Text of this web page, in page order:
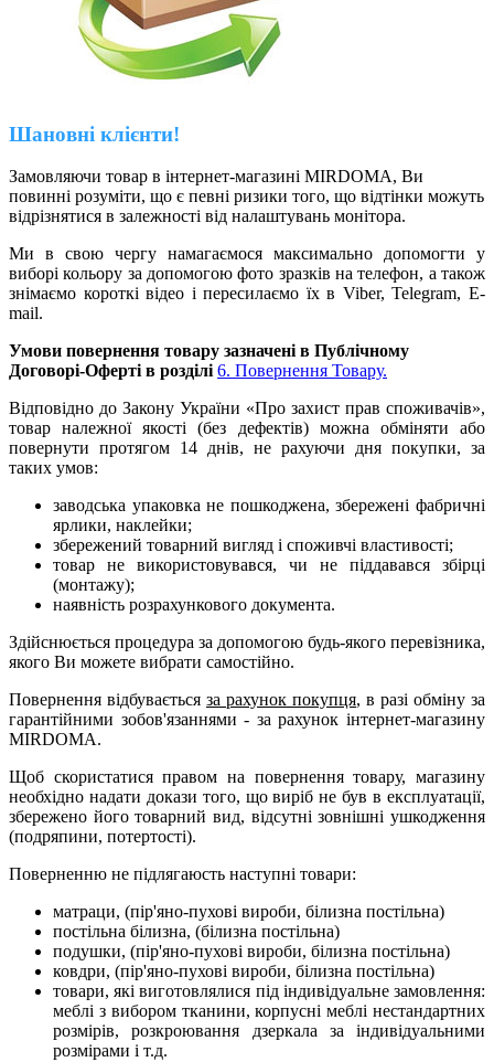
Шановні клієнти!
Замовляючи товар в інтернет-магазині MIRDOMA, Ви
повинні розуміти, що є певні ризики того, що відтінки можуть
відрізнятися в залежності від налаштувань монітора.
Ми в свою чергу намагаємося максимально допомогти у
виборі кольору за допомогою фото зразків на телефон, а також
знімаємо короткі відео і пересилаємо їх в Viber, Telegram, E-
mail.
Умови повернення товару зазначені в Публічному
Договорі-Оферті в розділі 6. Повернення Товару.
Відповідно до Закону України «Про захист прав споживачів»,
товар належної якості (без дефектів) можна обміняти або
повернути протягом 14 днів, не рахуючи дня покупки, за
таких умов:
заводська упаковка не пошкоджена, збережені фабричні
ярлики, наклейки;
збережений товарний вигляд і споживчі властивості;
товар не використовувався, чи не піддавався збірці
(монтажу);
наявність розрахункового документа.
Здійснюється процедура за допомогою будь-якого перевізника,
якого Ви можете вибрати самостійно.
Повернення відбувається за рахунок покупця, в разі обміну за
гарантійними зобов'язаннями - за рахунок інтернет-магазину
MIRDOMA.
Щоб скористатися правом на повернення товару, магазину
необхідно надати докази того, що виріб не був в експлуатації,
збережено його товарний вид, відсутні зовнішні ушкодження
(подряпини, потертості).
Поверненню не підлягаюсть наступні товари:
матраци, (пір'яно-пухові вироби, білизна постільна)
постільна білизна, (білизна постільна)
подушки, (пір'яно-пухові вироби, білизна постільна)
ковдри, (пір'яно-пухові вироби, білизна постільна)
товари, яківиготовлялися під індивідуальне замовлення:
меблі з вибором тканини, корпусні меблі нестандартних
розмірів, розкроювання дзеркала за індивідуальними
розмірами і т.д.